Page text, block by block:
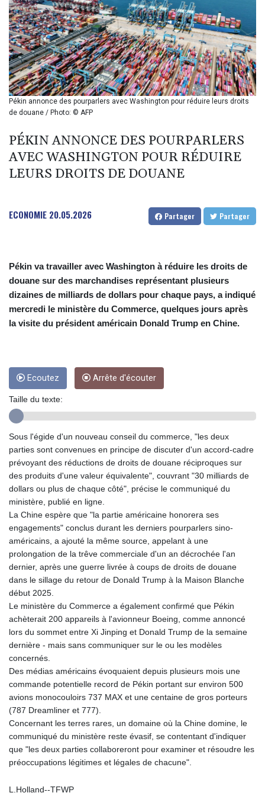
BND 1.280355
BOB 12.127059
BRL 5.121102
BSD 0.998525
BTN 94.928527
BWP 13.540594
BYN 2.95324
CAD 1.401165
2261.000163
CNY 6.750205
CNH 6.748825
CUC 1
CUP 26.5
CVE 95.41136
CZK 20.95865
FJD 2.211503
FKP 0.742819
GBP 0.742815
GEL 2.615015
GGP 0.742819
GHS 11.707393
GMD 73.496482
GNF
8770.290382
GTQ 7.616295
GYD 208.881351
HKD 7.84372
HRK 6.523803
HTG 130.551217
HUF 313.870984
IDR 17907
IMP 0.742819
INR 95.19655
IQD
IRR
1374799.999626
ISK 122.78976
Pékin annonce des pourparlers avec Washington pour réduire leurs droits
de douane / Photo: © AFP
PÉKIN ANNONCE DES POURPARLERS
AVEC WASHINGTON POUR RÉDUIRE
LEURS DROITS DE DOUANE
ECONOMIE 20.05.2026 Partager Partager
Pékin va travailler avec Washington à réduire les droits de
douane sur des marchandises représentant plusieurs
dizaines de milliards de dollars pour chaque pays, a indiqué
mercredi le ministère du Commerce, quelques jours après
la visite du président américain Donald Trump en Chine.
Ecoutez Arrête d'écouter
Taille du texte:
Sous l'égide d'un nouveau conseil du commerce, "les deux
parties sont convenues en principe de discuter d'un accord-cadre
prévoyant des réductions de droits de douane réciproques sur
des produits d'une valeur équivalente", couvrant "30 milliards de
dollars ou plus de chaque côté", précise le communiqué du
ministère, publié en ligne.
La Chine espère que "la partie américaine honorera ses
engagements" conclus durant les derniers pourparlers sino-
américains, a ajouté la même source, appelant à une
prolongation de la trêve commerciale d'un an décrochée l'an
dernier, après une guerre livrée à coups de droits de douane
dans le sillage du retour de Donald Trump à la Maison Blanche
début 2025.
Le ministère du Commerce a également confirmé que Pékin
achèterait 200 appareils à l'avionneur Boeing, comme annoncé
lors du sommet entre Xi Jinping et Donald Trump de la semaine
dernière - mais sans communiquer sur le ou les modèles
concernés.
Des médias américains évoquaient depuis plusieurs mois une
commande potentielle record de Pékin portant sur environ 500
avions monocouloirs 737 MAX et une centaine de gros porteurs
(787 Dreamliner et 777).
Concernant les terres rares, un domaine où la Chine domine, le
communiqué du ministère reste évasif, se contentant d'indiquer
que "les deux parties collaboreront pour examiner et résoudre les
préoccupations légitimes et légales de chacune".
L.Holland--TFWP